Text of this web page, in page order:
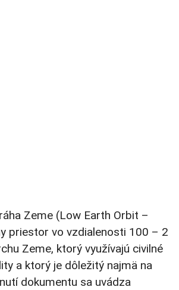
Zeme (Low Earth Orbit –
priestor vo vzdialenosti 100 – 2
Zeme, ktorý využívajú civilné
a ktorý je dôležitý najmä na
dokumentu sa uvádza